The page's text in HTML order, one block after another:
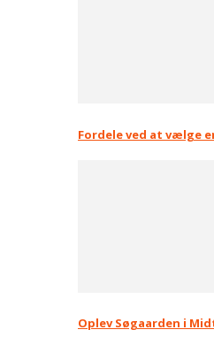
Fordele ved at vælge
Oplev Søgaarden i